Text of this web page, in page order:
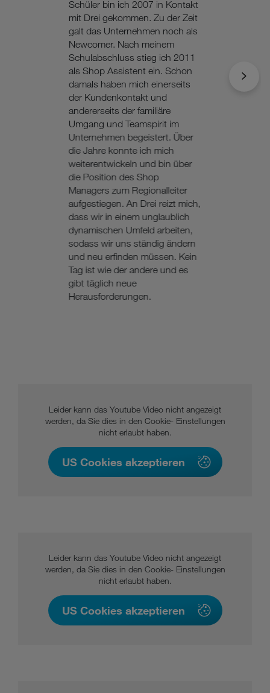
Schüler bin ich 2007 in Kontakt
mit Drei gekommen. Zu der Zeit
galt das Unternehmen noch als
Newcomer. Nach meinem
Schulabschluss stieg ich 2011
als Shop Assistent ein. Schon
damals haben mich einerseits
der Kundenkontakt und
andererseits der familiäre
Umgang und Teamspirit im
Unternehmen begeistert. Über
die Jahre konnte ich mich
weiterentwickeln und bin über
die Position des Shop
Managers zum Regionalleiter
aufgestiegen. An Drei reizt mich,
dass wir in einem unglaublich
dynamischen Umfeld arbeiten,
sodass wir uns ständig ändern
und neu erfinden müssen. Kein
Tag ist wie der andere und es
gibt täglich neue
Herausforderungen.
Leider kann das Youtube Video nicht angezeigt
werden, da Sie dies in den Cookie- Einstellungen
nicht erlaubt haben.
US Cookies akzeptieren
Leider kann das Youtube Video nicht angezeigt
werden, da Sie dies in den Cookie- Einstellungen
nicht erlaubt haben.
US Cookies akzeptieren